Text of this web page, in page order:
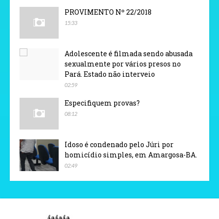
PROVIMENTO Nº 22/2018
15:33
Adolescente é filmada sendo abusada
sexualmente por vários presos no
Pará. Estado não interveio
02:59
Especifiquem provas?
08:12
Idoso é condenado pelo Júri por
homicídio simples, em Amargosa-BA.
02:49